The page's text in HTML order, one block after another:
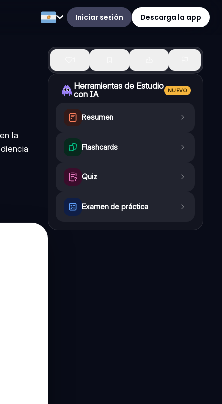
Iniciar sesión Descarga la app
la
Herramientas de Estudio
con IA
NUEVO
Resumen
Flashcards
Quiz
Examen de práctica